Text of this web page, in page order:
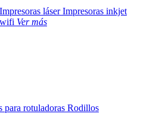
Impresoras láserImpresoras inkjet
Ver más
para rotuladoras Rodillos